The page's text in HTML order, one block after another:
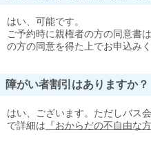
はい、可能です。
ご予約時に親権者の方の同意書
の方の同意を得た上でお申込みく
障がい者割引はありますか？
はい、ございます。ただしバス
で詳細は 『おからだの不自由な方